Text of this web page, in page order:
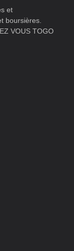
et
boursières.
VOUS TOGO